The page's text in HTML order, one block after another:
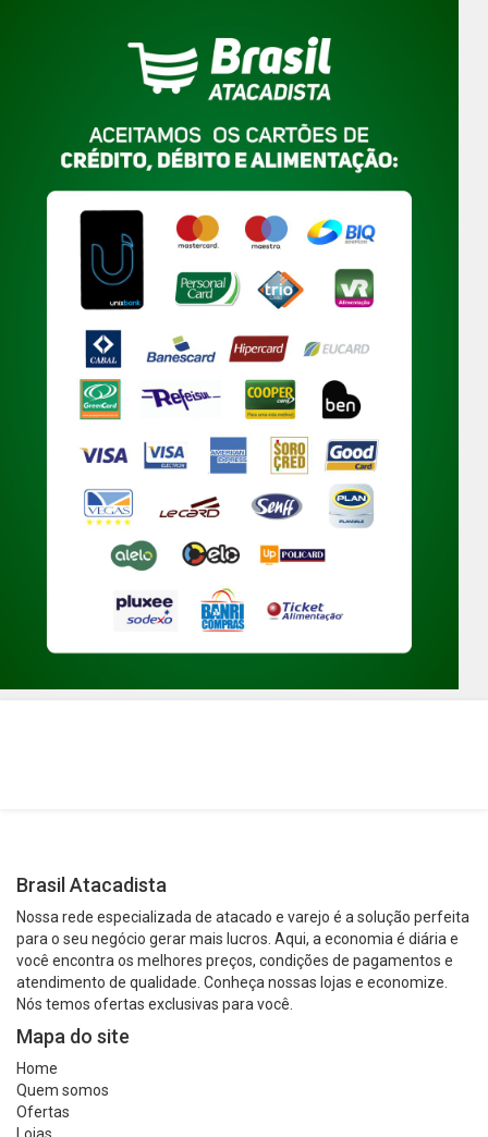
Brasil Atacadista
Nossa rede especializada de atacado e varejo é a solução perfeita
para o seu negócio gerar mais lucros. Aqui, a economia é diária e
você encontra os melhores preços, condições de pagamentos e
atendimento de qualidade. Conheça nossas lojas e economize.
Nós temos ofertas exclusivas para você.
Mapa do site
Home
Quem somos
Ofertas